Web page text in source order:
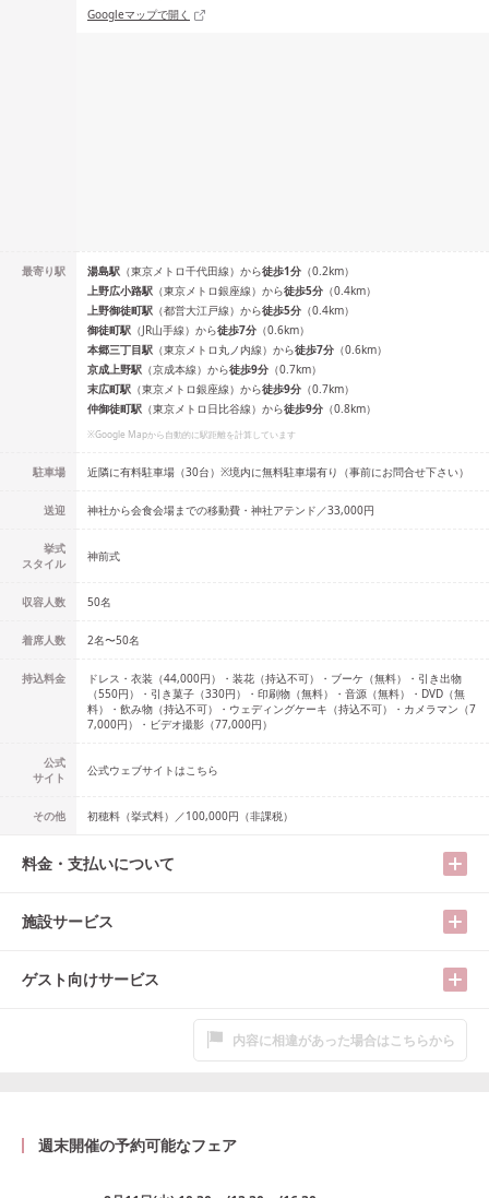
Googleマップで開く
最寄り駅 湯島駅 （東京メトロ千代田線） から徒歩1分 （0.2km）
上野広小路駅 （東京メトロ銀座線） から徒歩5分 （0.4km）
上野御徒町駅 （都営大江戸線） から徒歩5分 （0.4km）
御徒町駅 （JR山手線） から徒歩7分 （0.6km）
本郷三丁目駅 （東京メトロ丸ノ内線） から徒歩7分 （0.6km）
京成上野駅 （京成本線） から徒歩9分 （0.7km）
末広町駅 （東京メトロ銀座線） から徒歩9分 （0.7km）
仲御徒町駅 （東京メトロ日比谷線） から徒歩9分 （0.8km）
※Google Mapから自動的に駅距離を計算しています
駐車場 近隣に有料駐車場（30台）※境内に無料駐車場有り（事前にお問合せ下さい）
送迎 神社から会食会場までの移動費・神社アテンド／33,000円
挙式
スタイル
神前式
収容人数 50名
着席人数 2名〜50名
持込料金
ドレス・衣装（44,000円）・装花（持込不可）・ブーケ（無料）・引き出物
（550円）・引き菓子（330円）・印刷物（無料）・音源（無料）・DVD（無
料）・飲み物（持込不可）・ウェディングケーキ（持込不可）・カメラマン（7
7,000円）・ビデオ撮影（77,000円）
公式
サイト
公式ウェブサイトはこちら
その他 初穂料（挙式料）／100,000円（非課税）
料金・支払いについて
施設サービス
ゲスト向けサービス
内容に相違があった場合はこちらから
週末開催の予約可能なフェア